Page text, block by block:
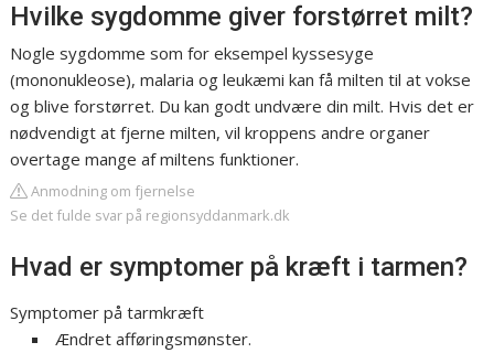
Hvilke sygdomme giver forstørret milt?
Nogle sygdomme som for eksempel kyssesyge
(mononukleose), malaria og leukæmi kan få milten til at vokse
og blive forstørret. Du kan godt undvære din milt. Hvis det er
nødvendigt at fjerne milten, vil kroppens andre organer
overtage mange af miltens funktioner.
Anmodning om fjernelse
Se det fulde svar på regionsyddanmark.dk
Hvad er symptomer på kræft i tarmen?
Symptomer på tarmkræft
Ændret afføringsmønster.